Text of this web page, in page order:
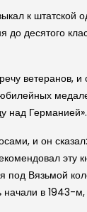
к
десятого
над Германией».
и он
эту
Вязьмой
в 1943-м,